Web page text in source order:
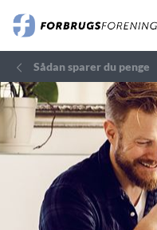
Sådan sparer du penge